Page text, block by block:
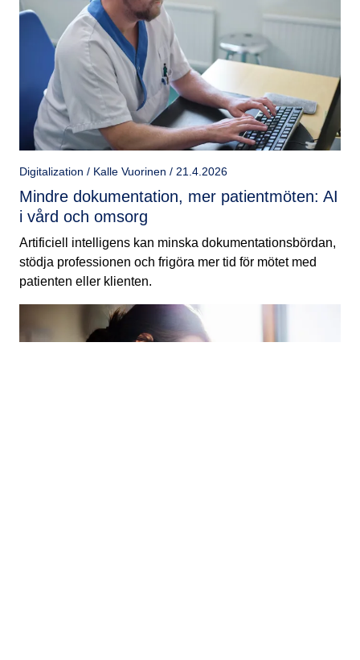
Digitalization / Kalle Vuorinen / 21.4.2026
Mindre dokumentation, mer patientmöten: AI
i vård och omsorg
Artificiell intelligens kan minska dokumentationsbördan,
stödja professionen och frigöra mer tid för mötet med
patienten eller klienten.